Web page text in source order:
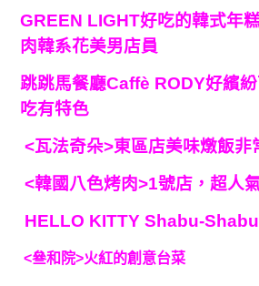
GREEN LIGHT好吃的韓式年
肉韓系花美男店員
跳跳馬餐廳Caffè RODY好繽
吃有特色
<瓦法奇朵>東區店美味燉飯非
<韓國八色烤肉>1號店，超人
HELLO KITTY Shabu-
<叄和院>火紅的創意台菜